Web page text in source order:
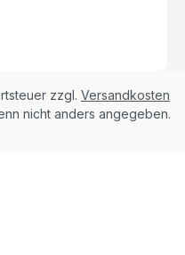
zzgl. Versandkosten
nicht anders angegeben.